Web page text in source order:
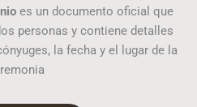
es un documento oficial que
personas y contiene detalles
la fecha y el lugar de la